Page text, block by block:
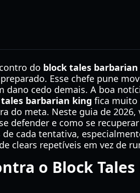
do block tales
Esse chefe pune
cedo demais. A boa
barbarian king fica muito
do meta. Neste guia de
defender e como se
cada tentativa,
clears repetíveis em vez de
o Block